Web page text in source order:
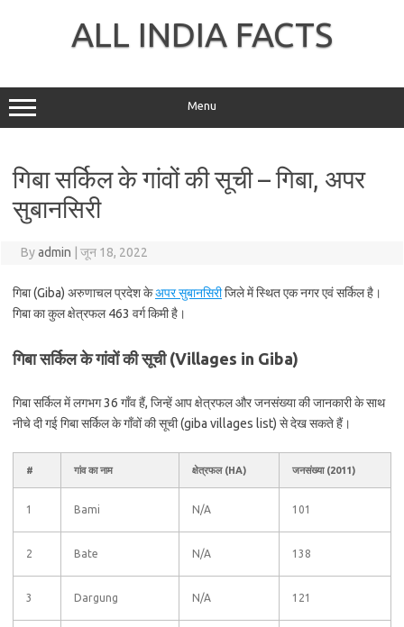
ALL INDIA FACTS
Menu
गिबा सर्किल के गांवों की सूची – गिबा, अपर
सुबानसिरी
Byadmin जून 18, 2022
गिबा (Giba) अरुणाचल प्रदेश केअपर सुबानसिरीजिले में स्थित एक नगर एवं सर्किल है।
गिबा का कुल क्षेत्रफल 463 वर्ग किमी है।
गिबा सर्किल के गांवों की सूची (Villages in Giba)
गिबा सर्किल में लगभग 36 गाँव हैं, जिन्हें आप क्षेत्रफल और जनसंख्या की जानकारी के साथ
नीचे दी गई गिबा सर्किल के गाँवों की सूची (giba villages list) से देख सकते हैं।
# गांव का नाम क्षेत्रफल (HA) जनसंख्या (2011)
1 Bami N/A 101
2 Bate N/A 138
3 Dargung N/A 121